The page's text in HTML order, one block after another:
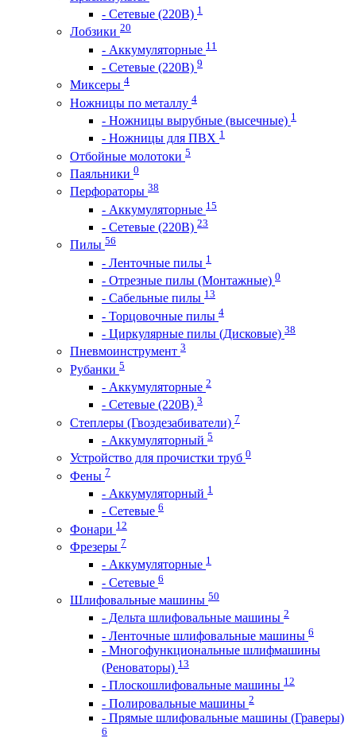
- Сетевые (220В) 1
Лобзики 20
- Аккумуляторные 11
- Сетевые (220В) 9
Миксеры 4
Ножницы по металлу 4
- Ножницы вырубные (высечные) 1
- Ножницы для ПВХ 1
Отбойные молотоки 5
Паяльники 0
Перфораторы 38
- Аккумуляторные 15
- Сетевые (220В) 23
Пилы 56
- Ленточные пилы 1
- Отрезные пилы (Монтажные) 0
- Сабельные пилы 13
- Торцовочные пилы 4
- Циркулярные пилы (Дисковые) 38
Пневмоинструмент 3
Рубанки 5
- Аккумуляторные 2
- Сетевые (220В) 3
Степлеры (Гвоздезабиватели) 7
- Аккумуляторный 5
Устройство для прочистки труб 0
Фены 7
- Аккумуляторный 1
- Сетевые 6
Фонари 12
Фрезеры 7
- Аккумуляторные 1
- Сетевые 6
Шлифовальные машины 50
- Дельта шлифовальные машины 2
- Ленточные шлифовальные машины 6
- Многофункциональные шлифмашины
(Реноваторы) 13
- Плоскошлифовальные машины 12
- Полировальные машины 2
- Прямые шлифовальные машины (Граверы)
6